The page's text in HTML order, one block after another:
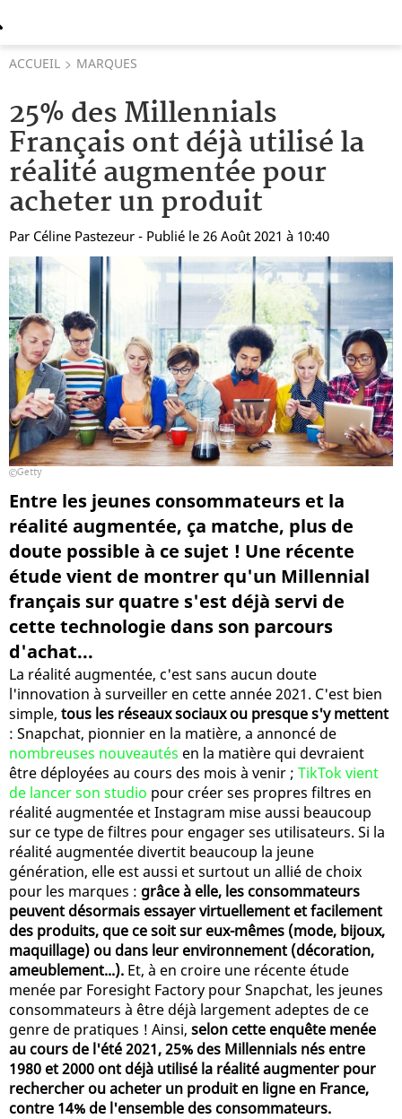
ACCUEIL MARQUES
25% des Millennials
Français ont déjà utilisé la
réalité augmentée pour
acheter un produit
Par Céline Pastezeur - Publié le 26 Août 2021 à 10:40
Getty
Entre les jeunes consommateurs et la
réalité augmentée, ça matche, plus de
doute possible à ce sujet ! Une récente
étude vient de montrer qu'un Millennial
français sur quatre s'est déjà servi de
cette technologie dans son parcours
d'achat...
La réalité augmentée, c'est sans aucun doute
l'innovation à surveiller en cette année 2021. C'est bien
simple, tous les réseaux sociaux ou presque s'y mettent
: Snapchat, pionnier en la matière, a annoncé de
nombreuses nouveautés en la matière qui devraient
être déployées au cours des mois à venir ; TikTok vient
de lancer son studio pour créer ses propres filtres en
réalité augmentée et Instagram mise aussi beaucoup
sur ce type de filtres pour engager ses utilisateurs. Si la
réalité augmentée divertit beaucoup la jeune
génération, elle est aussi et surtout un allié de choix
pour les marques : grâce à elle, les consommateurs
peuvent désormais essayer virtuellement et facilement
des produits, que ce soit sur eux-mêmes (mode, bijoux,
maquillage) ou dans leur environnement (décoration,
ameublement...). Et, à en croire une récente étude
menée par Foresight Factory pour Snapchat, les jeunes
consommateurs à être déjà largement adeptes de ce
genre de pratiques ! Ainsi, selon cette enquête menée
au cours de l'été 2021, 25% des Millennials nés entre
1980 et 2000 ont déjà utilisé la réalité augmenter pour
rechercher ou acheter un produit en ligne en France,
contre 14% de l'ensemble des consommateurs.